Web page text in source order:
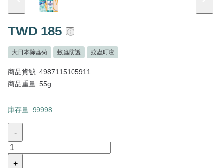
TWD 185
大日本除蟲菊 蚊蟲防護 蚊蟲叮咬
商品貨號: 4987115105911
商品重量: 55g
庫存量: 99998
-
+